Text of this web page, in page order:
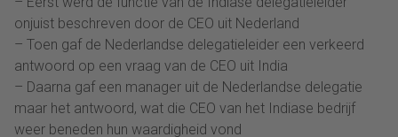
onjuist beschreven door de CEO uit Nederland
– Toen gaf de Nederlandse delegatieleider een verkeerd
antwoord op een vraag van de CEO uit India
– Daarna gaf een manager uit de Nederlandse delegatie
maar het antwoord, wat die CEO van het Indiase bedrijf
weer beneden hun waardigheid vond